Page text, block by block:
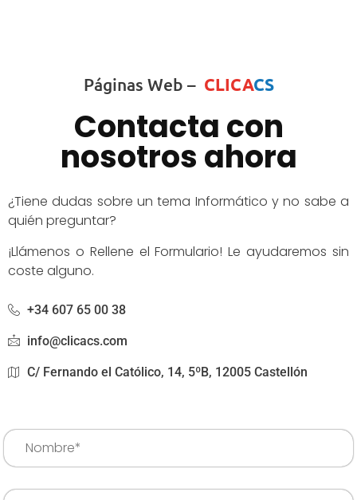
Páginas Web – CLICACS
Contacta con
nosotros ahora
¿Tiene dudas sobre un tema Informático y no sabe a
quién preguntar?
¡Llámenos o Rellene el Formulario! Le ayudaremos sin
coste alguno.
+34 607 65 00 38
info@clicacs.com
C/ Fernando el Católico, 14, 5ºB, 12005 Castellón